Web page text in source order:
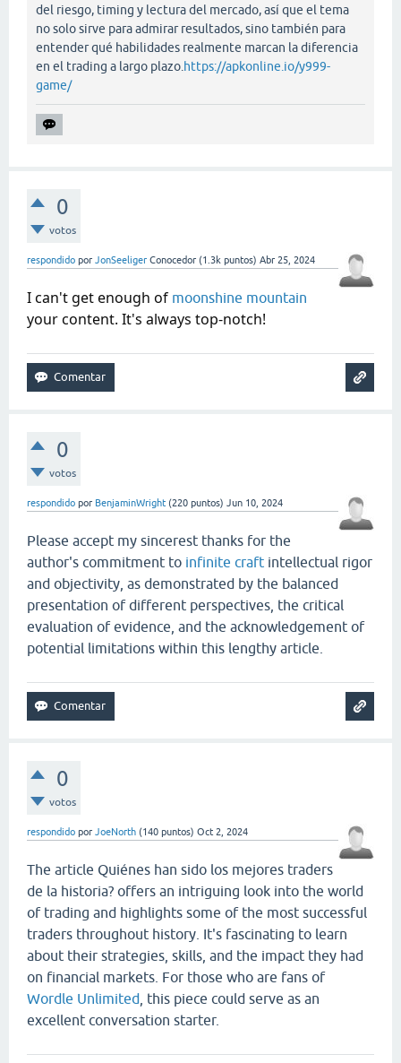
del riesgo, timing y lectura del mercado, así que el tema
no solo sirve para admirar resultados, sino también para
entender qué habilidades realmente marcan la diferencia
en el trading a largo plazo.https://apkonline.io/y999-
game/
0
votos
respondido por JonSeeliger Conocedor (1.3k puntos) Abr 25, 2024
I can't get enough of moonshine mountain
your content. It's always top-notch!
0
votos
respondido por BenjaminWright (220 puntos) Jun 10, 2024
Please accept my sincerest thanks for the
author's commitment to infinite craft intellectual rigor
and objectivity, as demonstrated by the balanced
presentation of different perspectives, the critical
evaluation of evidence, and the acknowledgement of
potential limitations within this lengthy article.
0
votos
respondido por JoeNorth (140 puntos) Oct 2, 2024
The article Quiénes han sido los mejores traders
de la historia? offers an intriguing look into the world
of trading and highlights some of the most successful
traders throughout history. It's fascinating to learn
about their strategies, skills, and the impact they had
on financial markets. For those who are fans of
Wordle Unlimited , this piece could serve as an
excellent conversation starter.